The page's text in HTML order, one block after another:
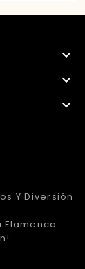



Y Diversión
Flamenca.